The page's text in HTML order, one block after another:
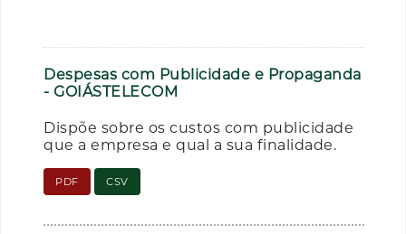
Despesas com Publicidade e Propaganda
- GOIÁSTELECOM
Dispõe sobre os custos com publicidade
que a empresa e qual a sua finalidade.
PDF CSV